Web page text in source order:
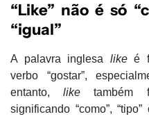
“Like” não é só
“igual”
A palavra inglesa likeé
verbo “gostar”,
entanto,like também
significando “como”,